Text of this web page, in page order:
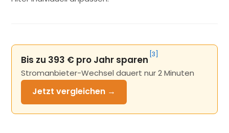
Bis zu 393 € pro Jahr sparen [3]
Stromanbieter-Wechsel dauert nur 2 Minuten
Jetzt vergleichen →